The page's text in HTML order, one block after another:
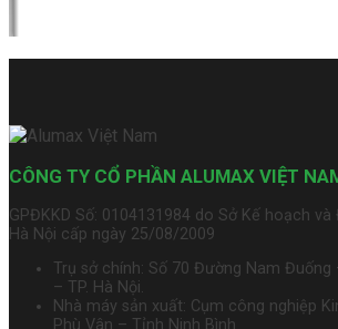
CÔNG TY CỔ PHẦN ALUMAX VIỆT
GPĐKKD Số: 0104131984 do Sở Kế hoạch
Hà Nội cấp ngày 25/08/2009
Trụ sở chính: Số 70 Đường Nam Đuống
– TP. Hà Nội.
Nhà máy sản xuất: Cụm công nghiệp
Phù Vân – Tỉnh Ninh Bình